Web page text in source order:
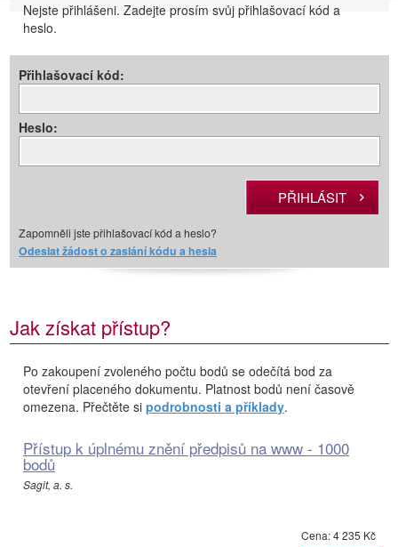
Nejste přihlášeni. Zadejte prosím svůj přihlašovací kód a
heslo.
Přihlašovací kód:
Heslo:
Zapomněli jste přihlašovací kód a heslo?
Odeslat žádost o zaslání kódu a hesla
Jak získat přístup?
Po zakoupení zvoleného počtu bodů se odečítá bod za
otevření placeného dokumentu. Platnost bodů není časově
omezena. Přečtěte si podrobnosti a příklady.
Přístup k úplnému znění předpisů na www - 1000
bodů
Sagit, a. s.
Cena: 4 235 Kč